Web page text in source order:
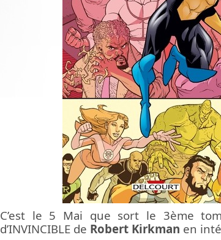
C’est le 5 Mai que sort le 3ème
d’INVINCIBLE de Robert Kirkman en